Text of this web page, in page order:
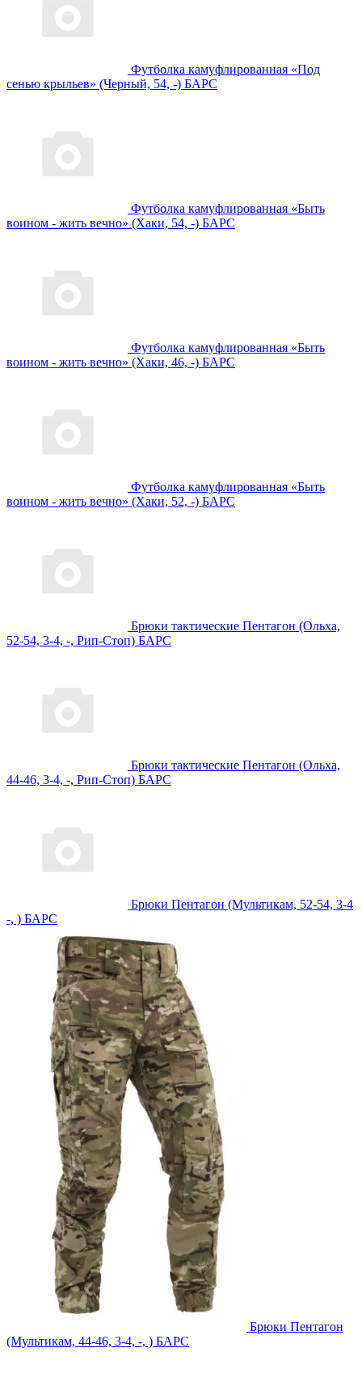
Футболка камуфлированная «Под
сенью крыльев» (Черный, 54, -) БАРС
Футболка камуфлированная «Быть
воином - жить вечно» (Хаки, 54, -) БАРС
Футболка камуфлированная «Быть
воином - жить вечно» (Хаки, 46, -) БАРС
Футболка камуфлированная «Быть
воином - жить вечно» (Хаки, 52, -) БАРС
Брюки тактические Пентагон (Ольха,
52-54, 3-4, -, Рип-Стоп) БАРС
Брюки тактические Пентагон (Ольха,
44-46, 3-4, -, Рип-Стоп) БАРС
Брюки Пентагон (Мультикам, 52-54, 3-4
-, ) БАРС
Брюки Пентагон
(Мультикам, 44-46, 3-4, -, ) БАРС